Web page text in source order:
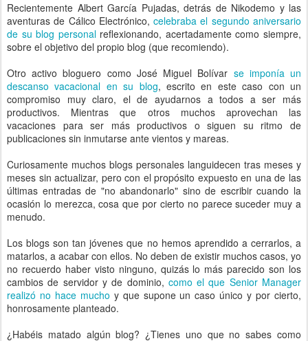
Recientemente Albert García Pujadas, detrás de Nikodemo y las
aventuras de Cálico Electrónico,celebraba el segundo aniversario
de su blog personalreflexionando, acertadamente como siempre,
sobre el objetivo del propio blog (que recomiendo).
Otro activo bloguero como José Miguel Bolívar se imponía un
descanso vacacional en su blog, escrito en este caso con un
compromiso muy claro, el de ayudarnos a todos a ser más
productivos. Mientras que otros muchos aprovechan las
vacaciones para ser más productivos o siguen su ritmo de
publicaciones sin inmutarse ante vientos y mareas.
Curiosamente muchos blogs personales languidecen tras meses y
meses sin actualizar, pero con el propósito expuesto en una de las
últimas entradas de "no abandonarlo" sino de escribir cuando la
ocasión lo merezca, cosa que por cierto no parece suceder muy a
menudo.
Los blogs son tan jóvenes que no hemos aprendido a cerrarlos, a
matarlos, a acabar con ellos. No deben de existir muchos casos, yo
no recuerdo haber visto ninguno, quizás lo más parecido son los
cambios de servidor y de dominio, como el que Senior Manager
realizó no hace mucho y que supone un caso único y por cierto,
honrosamente planteado.
¿Habéis matado algún blog? ¿Tienes uno que no sabes como